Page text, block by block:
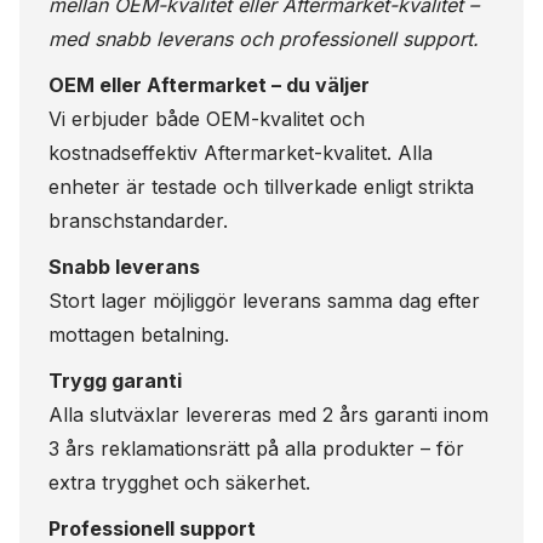
mellan OEM-kvalitet eller Aftermarket-kvalitet –
med snabb leverans och professionell support.
OEM eller Aftermarket – du väljer
Vi erbjuder både OEM-kvalitet och
kostnadseffektiv Aftermarket-kvalitet. Alla
enheter är testade och tillverkade enligt strikta
branschstandarder.
Snabb leverans
Stort lager möjliggör leverans samma dag efter
mottagen betalning.
Trygg garanti
Alla slutväxlar levereras med 2 års garanti inom
3 års reklamationsrätt på alla produkter – för
extra trygghet och säkerhet.
Professionell support